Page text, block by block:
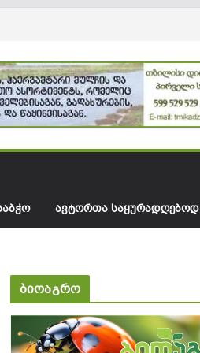
ᲐᲕᲢᲝᲠᲗᲐ ᲡᲐᲧᲣᲠᲐᲓᲦᲔᲑᲝᲓ
ბიოაგრო